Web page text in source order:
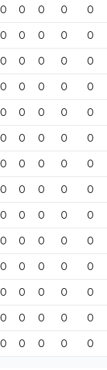
0 0 0 0 0
0 0 0 0 0
0 0 0 0 0
0 0 0 0 0
0 0 0 0 0
0 0 0 0 0
0 0 0 0 0
0 0 0 0 0
0 0 0 0 0
0 0 0 0 0
0 0 0 0 0
0 0 0 0 0
0 0 0 0 0
0 0 0 0 0